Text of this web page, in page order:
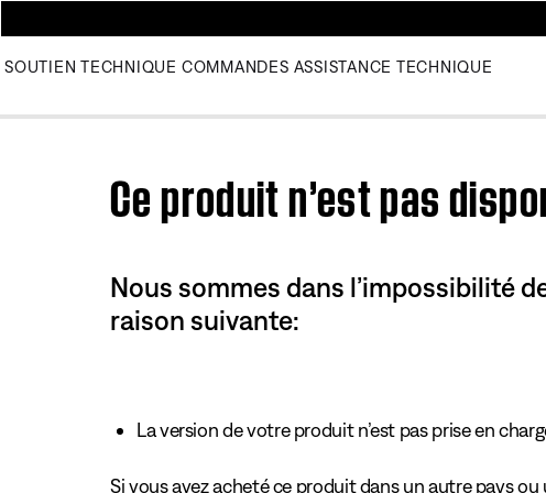
SOUTIEN TECHNIQUE COMMANDES ASSISTANCE TECHNIQUE
Ce produit n’est pas
Nous sommes dans l’impossibilité
raison suivante:
La version de votre produit n’est pas prise en
Si vous avez acheté ce produit dans un autre pays